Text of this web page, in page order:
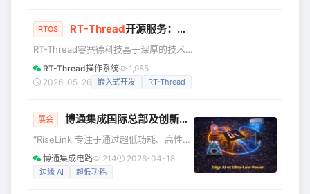
家优
加速产品设计落地！快来报名参加吧~~
会 深圳 | 2026年5月13日（周三） 本届
峰会汇聚行业前沿的赋能技术与实践经
验，20+精彩的技术演讲，聚焦汽车电
RTOS RT-Thread开源服务：为企业嵌入式开发“减负提速”
RT-Thread睿赛德科技基于深厚的技术
积淀与丰富的行业服务经验，构建了 “开
源生态 + 商业纵深”的双轨服务体系。公
OS”的矩阵式产品与服务生态，目前已广
车、轨道交通、航空航天、机器人及高
端消费电子等核心领域。 在这一体系
中，开源服务专门面向已采用RT-
RT-Thread操作系统
1,985
2026-05-26
嵌入式开发 RT-Thread
展会 博通集成国际总部及创新中心RiseLink携超低功耗边缘AI及Wi-Fi SoC芯片亮相2026 CES、赋能下一代智能设备
“RiseLink 专注于通过超低功耗、高性价
比的系统级芯片赋能端侧AI，助力智能
设备从原型机稳步实现可靠规模化量
博通集成电路 214 2026-04-18
边缘 AI 超低功耗